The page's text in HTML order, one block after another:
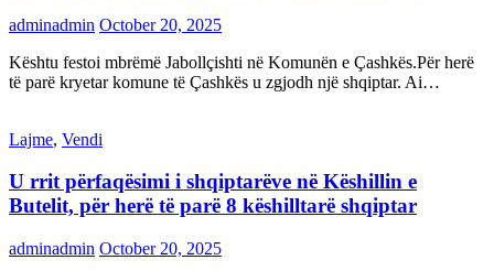
adminadmin October 20, 2025
Kështu festoi mbrëmë Jabollçishti në Komunën e Çashkës.Për herë
të parë kryetar komune të Çashkës u zgjodh një shqiptar. Ai…
Lajme, Vendi
U rrit përfaqësimi i shqiptarëve në Këshillin e
Butelit, për herë të parë 8 këshilltarë shqiptar
adminadmin October 20, 2025